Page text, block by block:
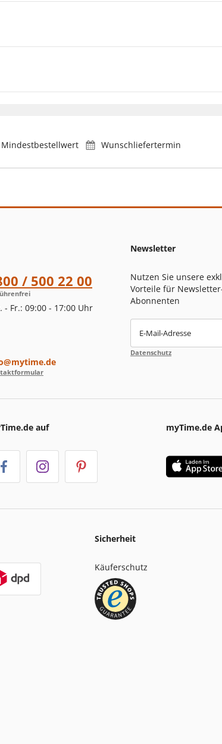
Mindestbestellwert Wunschliefertermin
/ 500 22 00
- Fr.: 09:00 - 17:00 Uhr
Newsletter
Nutzen Sie unsere
Vorteile für
Abonnenten
E-Mail-Adresse
Datenschutz
auf myTime.de
Sicherheit
Käuferschutz